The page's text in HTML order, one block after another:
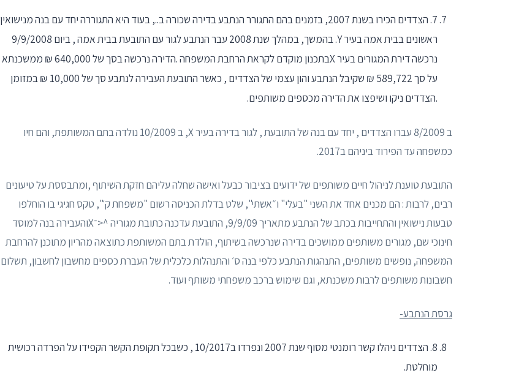
7. הצדדים הכירו בשנת 2007, בזמנים בהם התגורר הנתבע בדירה שכורה ב.., בעוד היא התגוררה יחד עם בנה מנישואין
ראשונים בבית אמה בעיר Y. בהמשך, במהלך שנת 2008 עבר הנתבע לגור עם התובעת בבית אמה , ביום 9/9/2008
נרכשה דירת המגורים בעיר Xבתכנון מוקדם לקראת הרחבת המשפחה .הדירה נרכשה בסך של 640,000 ₪ ממשכנתא
על סך 589,722 ₪ שקיבל הנתבע והון עצמי של הצדדים , כאשר התובעת העבירה לנתבע סך של 10,000 ₪ במזומן
.הצדדים ניקו ושיפצו את הדירה מכספים משותפים.
ב 8/2009 עברו הצדדים , יחד עם בנה של התובעת , לגור בדירה בעיר X, ב 10/2009 נולדה בתם המשותפת, והם חיו
כמשפחה עד הפירוד ביניהם ב2017.
התובעת טוענת לניהול חיים משותפים של ידועים בציבור כבעל ואישה שחלה עליהם חזקת השיתוף ,ומתבססת על טיעונים
רבים, לרבות : הם מכנים אחד את השני "בעלי" ו״אשתי", שלט בדלת הכניסה רשום "משפחת ק׳", טקס חגיגי בו הוחלפו
טבעות נישואין והתחייבות בכתב של הנתבע מתאריך 9/9/09, התובעת עדכנה כתובת מגוריה ^<־Xוהעבירה בנה למוסד
חינוכי שם, מגורים משותפים ממושכים בדירה שנרכשה בשיתוף, הולדת בתם המשותפת כתוצאה מהריון מתוכנן להרחבת
המשפחה, נופשים משותפים, התנהגות הנתבע כלפי בנה ס׳ והתנהלות כלכלית של העברת כספים מחשבון לחשבון, תשלום
חשבונות משותפים לרבות משכנתא, וגם שימוש ברכב משפחתי משותף ועוד.
גרסת הנתבע-
8. הצדדים ניהלו קשר רומנטי מסוף שנת 2007 ונפרדו ב10/2017 , כשבכל תקופת הקשר הקפידו על הפרדה רכושית
מוחלטת.